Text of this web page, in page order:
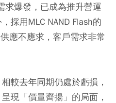
求爆發，已成為推升營運
採用MLC NAND Flash的
應不應求，客戶需求非常
較去年同期仍處於虧損，
現「價量齊揚」的局面，